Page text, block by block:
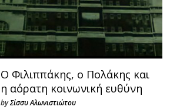
Ο Φιλιππάκης, ο Πολάκης και
η αόρατη κοινωνική ευθύνη
byΣίσσυ Αλωνιστιώτου